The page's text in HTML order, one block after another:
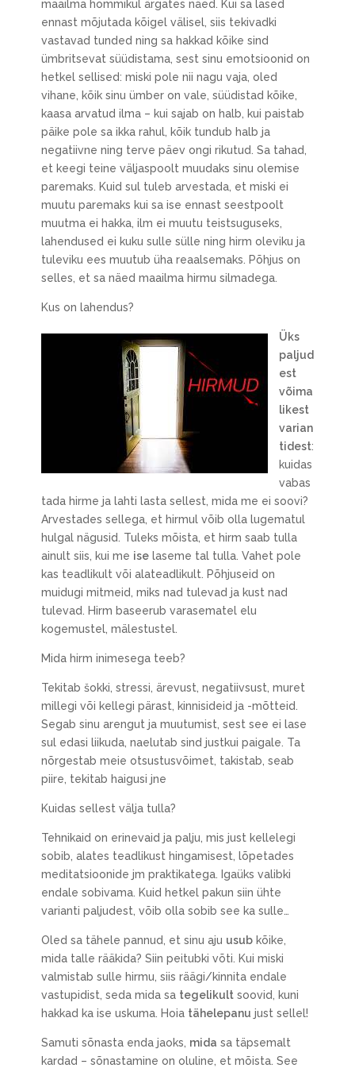
maailma hommikul ärgates näed. Kui sa lased
ennast mõjutada kõigel välisel, siis tekivadki
vastavad tunded ning sa hakkad kõike sind
ümbritsevat süüdistama, sest sinu emotsioonid on
hetkel sellised: miski pole nii nagu vaja, oled
vihane, kõik sinu ümber on vale, süüdistad kõike,
kaasa arvatud ilma – kui sajab on halb, kui paistab
päike pole sa ikka rahul, kõik tundub halb ja
negatiivne ning terve päev ongi rikutud. Sa tahad,
et keegi teine väljaspoolt muudaks sinu olemise
paremaks. Kuid sul tuleb arvestada, et miski ei
muutu paremaks kui sa ise ennast seestpoolt
muutma ei hakka, ilm ei muutu teistsuguseks,
lahendused ei kuku sulle sülle ning hirm oleviku ja
tuleviku ees muutub üha reaalsemaks. Põhjus on
selles, et sa näed maailma hirmu silmadega.
Kus on lahendus?
Üks
paljud
est
võima
likest
varian
tidest:
kuidas
vabas
tada hirme ja lahti lasta sellest, mida me ei soovi?
Arvestades sellega, et hirmul võib olla lugematul
hulgal nägusid. Tuleks mõista, et hirm saab tulla
ainult siis, kui me iselaseme tal tulla. Vahet pole
kas teadlikult või alateadlikult. Põhjuseid on
muidugi mitmeid, miks nad tulevad ja kust nad
tulevad. Hirm baseerub varasematel elu
kogemustel, mälestustel.
Mida hirm inimesega teeb?
Tekitab šokki, stressi, ärevust, negatiivsust, muret
millegi või kellegi pärast, kinnisideid ja -mõtteid.
Segab sinu arengut ja muutumist, sest see ei lase
sul edasi liikuda, naelutab sind justkui paigale. Ta
nõrgestab meie otsustusvõimet, takistab, seab
piire, tekitab haigusi jne
Kuidas sellest välja tulla?
Tehnikaid on erinevaid ja palju, mis just kellelegi
sobib, alates teadlikust hingamisest, lõpetades
meditatsioonide jm praktikatega. Igaüks valibki
endale sobivama. Kuid hetkel pakun siin ühte
varianti paljudest, võib olla sobib see ka sulle…
Oled sa tähele pannud, et sinu aju usubkõike,
mida talle rääkida? Siin peitubki võti. Kui miski
valmistab sulle hirmu, siis räägi/kinnita endale
vastupidist, seda mida sa tegelikultsoovid, kuni
hakkad ka ise uskuma. Hoia tähelepanu just sellel!
Samuti sõnasta enda jaoks, mida sa täpsemalt
kardad – sõnastamine on oluline, et mõista. See